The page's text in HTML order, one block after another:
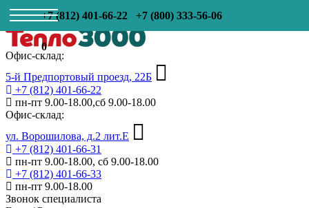
+7 (812) 401-66-22 +7 (800) 333-56-06
0
Офис-склад:
5-й Предпортовый проезд, 22Б
+7 (812) 401-66-22
пн-пт 9.00-18.00,сб 9.00-18.00
Офис-склад:
ул. Ворошилова, д.2 лит.Е
+7 (812) 401-66-31
пн-пт 9.00-18.00, сб 9.00-18.00
+7 (812) 401-66-33
пн-пт 9.00-18.00
Звонок специалиста